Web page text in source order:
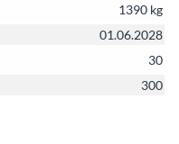
1390 kg
01.06.2028
30
300